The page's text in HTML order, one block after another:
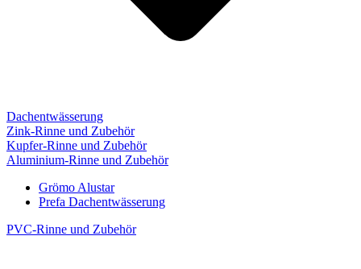
Dachentwässerung
Zink-Rinne und Zubehör
Kupfer-Rinne und Zubehör
Aluminium-Rinne und Zubehör
Grömo Alustar
Prefa Dachentwässerung
PVC-Rinne und Zubehör